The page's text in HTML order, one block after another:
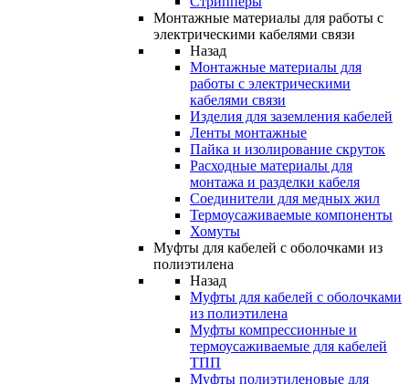
Монтажные материалы для работы с
электрическими кабелями связи
Назад
Монтажные материалы для
работы с электрическими
кабелями связи
Изделия для заземления кабелей
Ленты монтажные
Пайка и изолирование скруток
Расходные материалы для
монтажа и разделки кабеля
Соединители для медных жил
Термоусаживаемые компоненты
Хомуты
Муфты для кабелей с оболочками из
полиэтилена
Назад
Муфты для кабелей с оболочками
из полиэтилена
Муфты компрессионные и
термоусаживаемые для кабелей
ТПП
Муфты полиэтиленовые для